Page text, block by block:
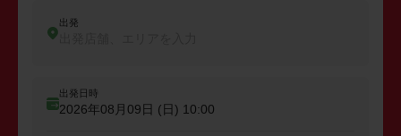
出発
出発日時
2026年08月09日 (日) 10:00